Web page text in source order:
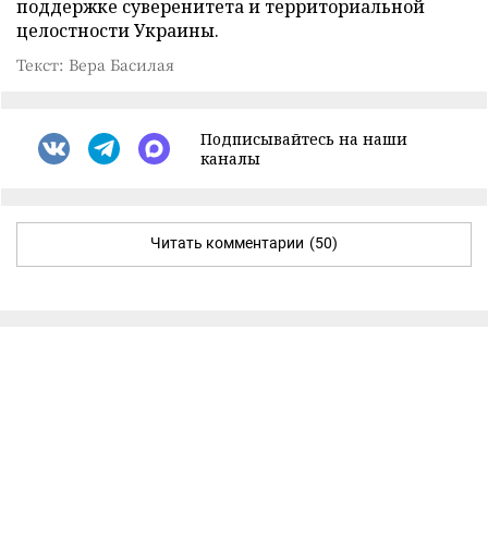
поддержке суверенитета и территориальной
целостности Украины.
Текст: Вера Басилая
Подписывайтесь на наши
каналы
Читать комментарии (50)